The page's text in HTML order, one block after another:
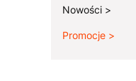
Nowości
Promocje